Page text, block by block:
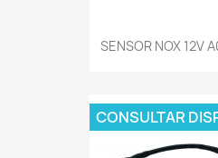
SENSOR NOX 12V
CONSULTAR